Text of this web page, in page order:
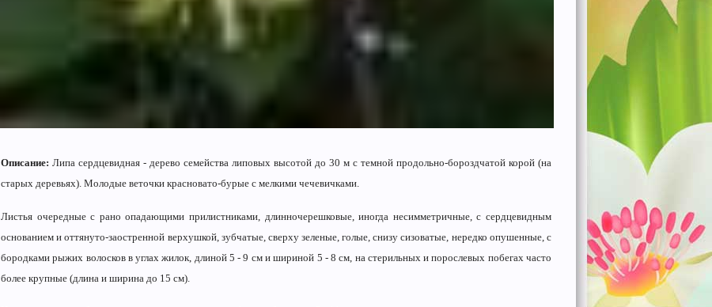
Описание: Липа сердцевидная - дерево семейства липовых высотой до 30 м с темной продольно-бороздчатой корой (на
старых деревьях). Молодые веточки красновато-бурые с мелкими чечевичками.
Листья очередные с рано опадающими прилистниками, длинночерешковые, иногда несимметричные, с сердцевидным
основанием и оттянуто-заостренной верхушкой, зубчатые, сверху зеленые, голые, снизу сизоватые, нередко опушенные, с
бородками рыжих волосков в углах жилок, длиной 5 - 9 см и шириной 5 - 8 см, на стерильных и порослевых побегах часто
более крупные (длина и ширина до 15 см).